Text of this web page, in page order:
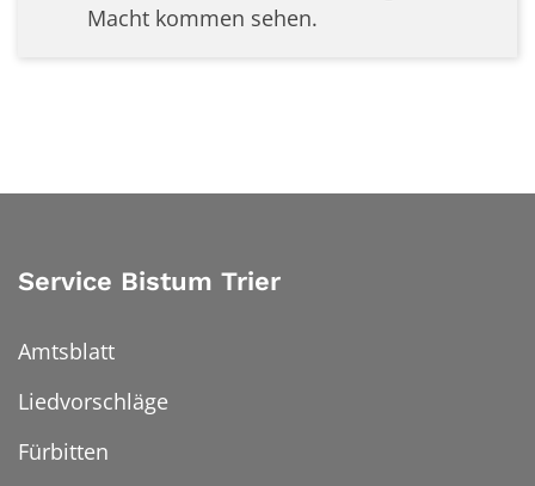
Macht kommen sehen.
Service Bistum Trier
Amtsblatt
Liedvorschläge
Fürbitten